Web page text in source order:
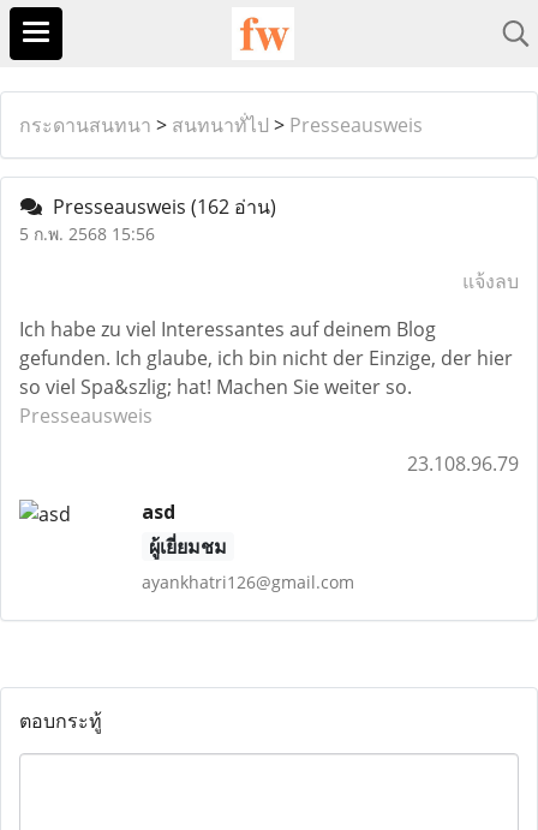
กระดานสนทนา > สนทนาทั่ไป > Presseausweis
Presseausweis (162 อ่าน)
5 ก.พ. 2568 15:56
แจ้งลบ
Ich habe zu viel Interessantes auf deinem Blog
gefunden. Ich glaube, ich bin nicht der Einzige, der hier
so viel Spa&szlig; hat! Machen Sie weiter so.
Presseausweis
23.108.96.79
asd
ผู้เยี่ยมชม
ayankhatri126@gmail.com
ตอบกระทู้